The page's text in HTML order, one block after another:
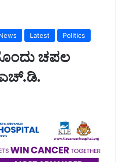
Latest Politics
ಚಪಲ
ಎಚ್.ಡಿ.